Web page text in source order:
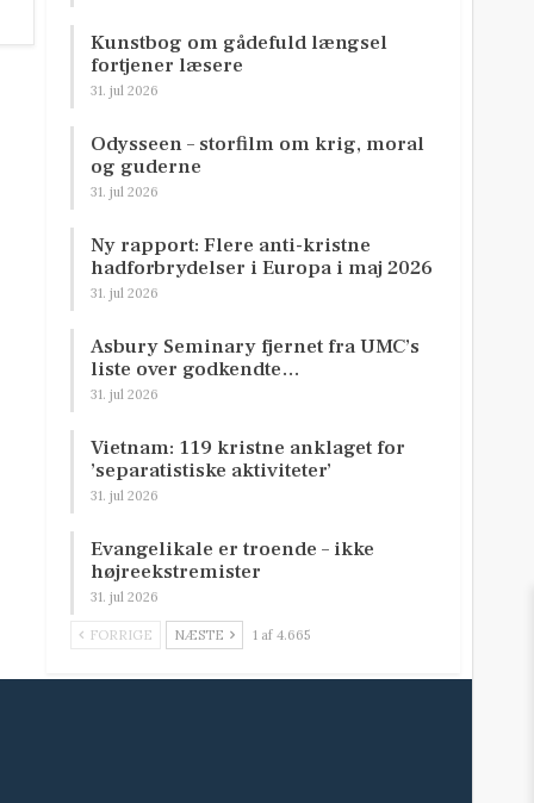
Kunstbog om gådefuld længsel
fortjener læsere
31. jul 2026
Odysseen – storfilm om krig, moral
og guderne
31. jul 2026
Ny rapport: Flere anti-kristne
hadforbrydelser i Europa i maj 2026
31. jul 2026
Asbury Seminary fjernet fra UMC’s
liste over godkendte…
31. jul 2026
Vietnam: 119 kristne anklaget for
’separatistiske aktiviteter’
31. jul 2026
Evangelikale er troende – ikke
højreekstremister
31. jul 2026
FORRIGE NÆSTE 1 af 4.665